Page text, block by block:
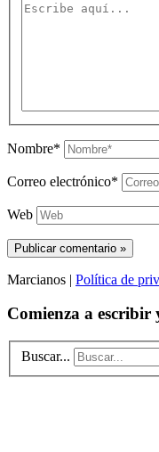
Nombre*
Correo electrónico*
Web
Marcianos | Política de
Comienza a
Buscar...